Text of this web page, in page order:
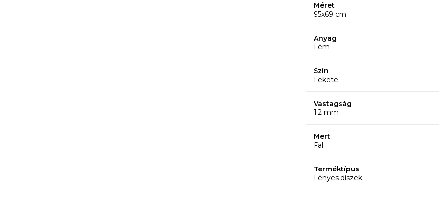
Méret
95x69 cm
Anyag
Fém
Szín
Fekete
Vastagság
1.2 mm
Mert
Fal
Terméktípus
Fényes díszek